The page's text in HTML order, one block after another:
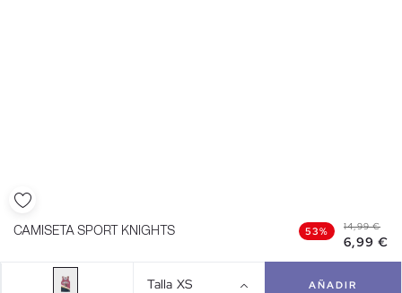
CAMISETA SPORT KNIGHTS 53% 14,99 €
6,99 €
Talla XS AÑADIR